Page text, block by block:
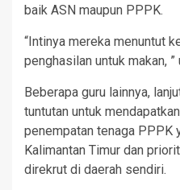
baik ASN maupun PPPK.
“Intinya mereka menuntut
penghasilan untuk makan,
Beberapa guru lainnya,
tuntutan untuk
penempatan tenaga PPPK
Kalimantan Timur dan
direkrut di daerah sendiri.